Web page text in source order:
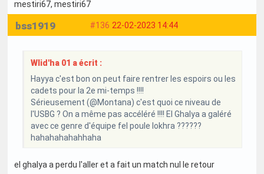
mestiri67, mestiri67
#136 22-02-2023 14:44
bss1919
Wlid'ha 01 a écrit :
Hayya c'est bon on peut faire rentrer les espoirs ou les
cadets pour la 2e mi-temps !!!!
Sérieusement (@Montana) c'est quoi ce niveau de
l'USBG ? On a même pas accéléré !!!! El Ghalya a galéré
avec ce genre d'équipe fel poule lokhra ??????
hahahahahahhaha
el ghalya a perdu l'aller et a fait un match nul le retour